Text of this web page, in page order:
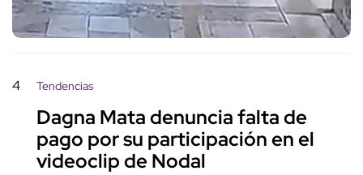
4 Tendencias
Dagna Mata denuncia falta de
pago por su participación en el
videoclip de Nodal